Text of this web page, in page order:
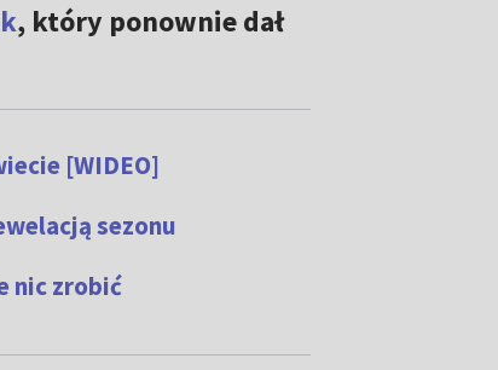
, który ponownie dał
[WIDEO]
sezonu
nic zrobić